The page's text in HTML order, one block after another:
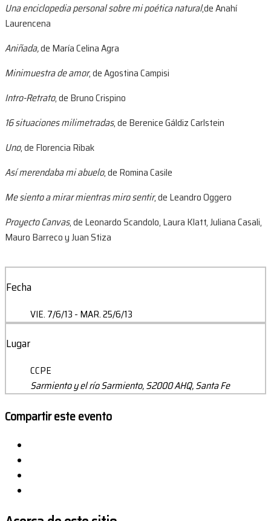
Una enciclopedia personal sobre mi poética natural,de Anahí
Laurencena
Aniñada,de María Celina Agra
Minimuestra de amor, de Agostina Campisi
Intro-Retrato, de Bruno Crispino
16 situaciones milimetradas, de Berenice Gáldiz Carlstein
Uno, de Florencia Ribak
Así merendaba mi abuelo, de Romina Casile
Me siento a mirar mientras miro sentir, de Leandro Oggero
Proyecto Canvas, de Leonardo Scandolo, Laura Klatt, Juliana Casali,
Mauro Barreco y Juan Stiza
Fecha
VIE. 7/6/13 - MAR. 25/6/13
Lugar
CCPE
Sarmiento y el río Sarmiento, S2000 AHQ, Santa Fe
Compartir este evento